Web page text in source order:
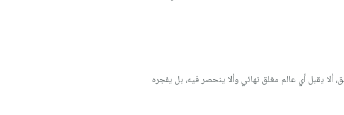
يقبل أي عالم مغلق نهائي وألا ينحصر فيه، بل يفجره